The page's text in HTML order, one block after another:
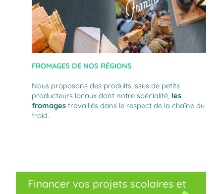
FROMAGES DE NOS RÉGIONS
Nous proposons des produits issus de petits
producteurs locaux dont notre spécialité, les
fromages travaillés dans le respect de la chaîne du
froid.
Financer vos projets scolaires et